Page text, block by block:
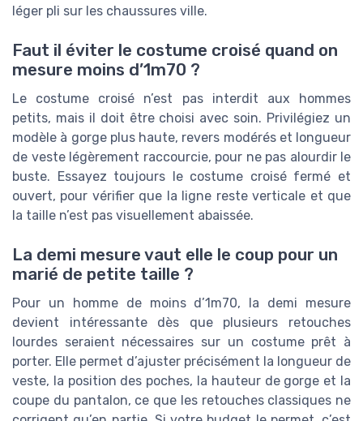
léger pli sur les chaussures ville.
Faut il éviter le costume croisé quand on
mesure moins d’1m70 ?
Le costume croisé n’est pas interdit aux hommes
petits, mais il doit être choisi avec soin. Privilégiez un
modèle à gorge plus haute, revers modérés et longueur
de veste légèrement raccourcie, pour ne pas alourdir le
buste. Essayez toujours le costume croisé fermé et
ouvert, pour vérifier que la ligne reste verticale et que
la taille n’est pas visuellement abaissée.
La demi mesure vaut elle le coup pour un
marié de petite taille ?
Pour un homme de moins d’1m70, la demi mesure
devient intéressante dès que plusieurs retouches
lourdes seraient nécessaires sur un costume prêt à
porter. Elle permet d’ajuster précisément la longueur de
veste, la position des poches, la hauteur de gorge et la
coupe du pantalon, ce que les retouches classiques ne